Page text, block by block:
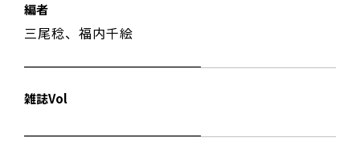
編者
三尾稔、福内千絵
雑誌Vol